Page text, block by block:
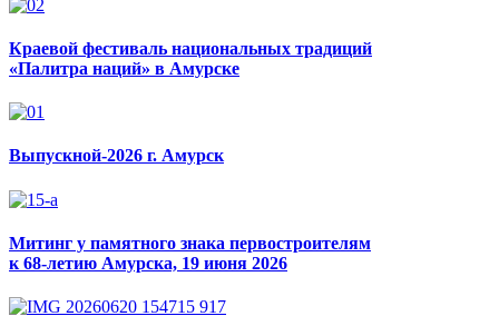
Краевой фестиваль национальных традиций
«Палитра наций» в Амурске
Выпускной-2026 г. Амурск
Митинг у памятного знака первостроителям
к 68-летию Амурска, 19 июня 2026